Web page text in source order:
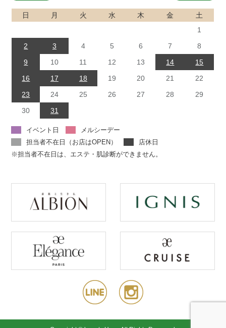
日 月 火 水 木 金
土
1
2
3 4 5 6 7
8
9
10 11 12 13 14
15
16
17 18 19 20 21
22
23
24 25 26 27 28
29
30
31
イベント日
メルシーデー
担当者不在日（お店はOPEN）
店休日
※担当者不在日は、エステ・肌診断ができません。